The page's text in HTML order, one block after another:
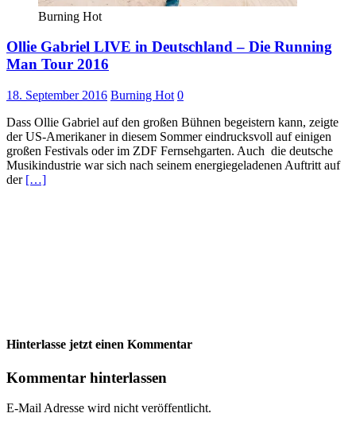
Burning Hot
Ollie Gabriel LIVE in Deutschland – Die Running
Man Tour 2016
18. September 2016 Burning Hot 0
Dass Ollie Gabriel auf den großen Bühnen begeistern kann, zeigte
der US-Amerikaner in diesem Sommer eindrucksvoll auf einigen
großen Festivals oder im ZDF Fernsehgarten. Auch die deutsche
Musikindustrie war sich nach seinem energiegeladenen Auftritt auf
der […]
Hinterlasse jetzt einen Kommentar
Kommentar hinterlassen
E-Mail Adresse wird nicht veröffentlicht.